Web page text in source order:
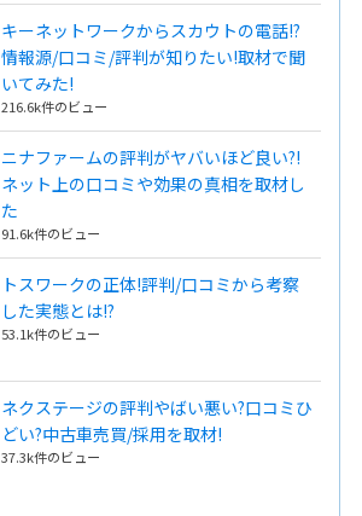
キーネットワークからスカウトの電話!?
情報源/口コミ/評判が知りたい!取材で聞
いてみた!
216.6k件のビュー
ニナファームの評判がヤバいほど良い?!
ネット上の口コミや効果の真相を取材し
た
91.6k件のビュー
トスワークの正体!評判/口コミから考察
した実態とは!?
53.1k件のビュー
ネクステージの評判やばい悪い?口コミひ
どい?中古車売買/採用を取材!
37.3k件のビュー